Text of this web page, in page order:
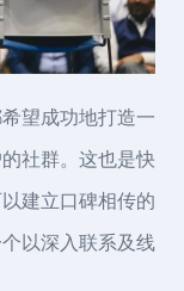
望成功地打造一
社群。这也是快
建立口碑相传的
以深入联系及线